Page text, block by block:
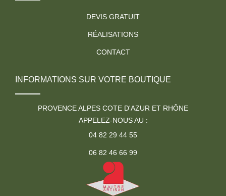
DEVIS GRATUIT
RÉALISATIONS
CONTACT
INFORMATIONS SUR VOTRE BOUTIQUE
PROVENCE ALPES COTE D'AZUR ET RHÔNE
APPELEZ-NOUS AU :
04 82 29 44 55
06 82 46 66 99